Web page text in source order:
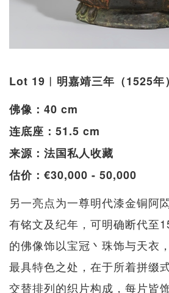
Lot 19︱明嘉靖三年（1525年
佛像：40 cm
连底座：51.5 cm
来源：法国私人收藏
估价：€30,000 - 50,000
另一亮点为一尊明代漆金铜阿
有铭文及纪年，可明确断代至
的佛像饰以宝冠丶珠饰与天衣
最具特色之处，在于所着拼缀
交替排列的织片构成，每片皆